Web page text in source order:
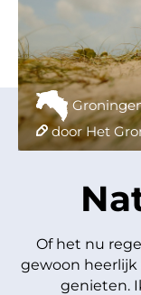
door Het
Of het nu
gewoon
genieten.